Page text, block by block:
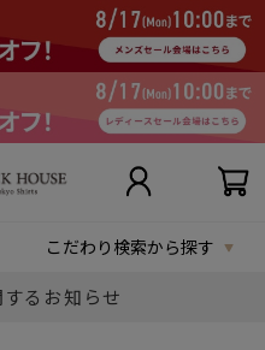
こだわり検索から探す
るお知らせ